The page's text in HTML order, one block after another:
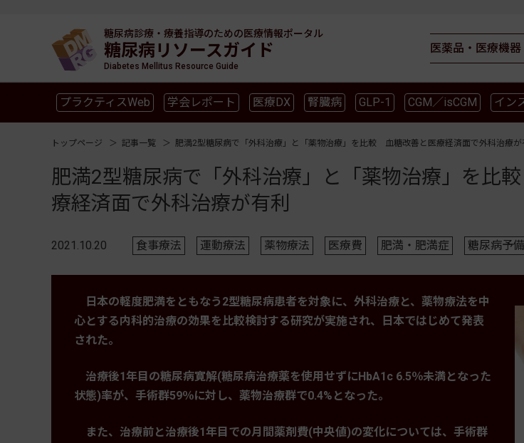
糖尿病診療・療養指導のための医療情報ポータル
糖尿病リソースガイド
Diabetes Mellitus Resource Guide
医薬品・医療機器
プラクティスWeb 学会レポート 医療DX 腎臓病 GLP-1 CGM／isCGM イン
トップページ 記事一覧 肥満2型糖尿病で「外科治療」と「薬物治療」を比較 血糖改善と医療経済面で外科治療が
肥満2型糖尿病で「外科治療」と「薬物治療」を比
療経済面で外科治療が有利
2021.10.20 食事療法 運動療法 薬物療法 医療費 肥満・肥満症 糖尿病予
日本の軽度肥満をともなう2型糖尿病患者を対象に、外科治療と、薬物療法を中
心とする内科的治療の効果を比較検討する研究が実施され、日本ではじめて発表
された。
治療後1年目の糖尿病寛解(糖尿病治療薬を使用せずにHbA1c 6.5％未満となった
状態)率が、手術群59％に対し、薬物治療群で0.4%となった。
また、治療前と治療後1年目での月間薬剤費(中央値)の変化については、手術群